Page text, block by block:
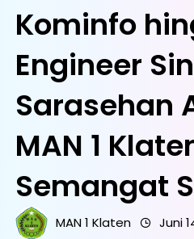
Kominfo
Engineer
Sarasehan
MAN 1
Semangat
MAN 1 Klaten Juni